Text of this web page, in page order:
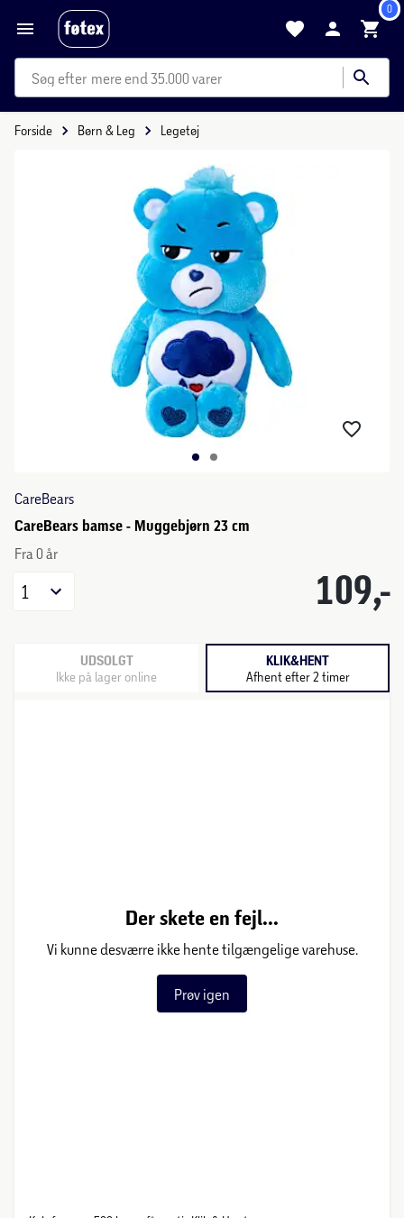
0
mere end 35.000 varer
Forside Børn & Leg Legetøj
CareBears
CareBears bamse - Muggebjørn 23 cm
Fra 0 år
109,-
1
UDSOLGT
Ikke på lager online
KLIK&HENT
Afhent efter 2 timer
Der skete en fejl...
Vi kunne desværre ikke hente tilgængelige varehuse.
Prøv igen